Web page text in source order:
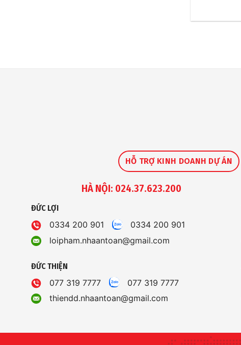
HỖ TRỢ KINH DOANH DỰ ÁN
HÀ NỘI: 024.37.623.200
ĐỨC LỢI
0334 200 901
0334 200 901
loipham.nhaantoan@gmail.com
ĐỨC THIỆN
077 319 7777
077 319 7777
thiendd.nhaantoan@gmail.com